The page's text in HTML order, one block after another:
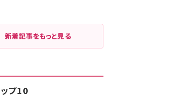
新着記事をもっと見る
プ10